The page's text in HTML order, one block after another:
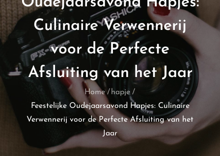
Culinaire Verwennerij
voor de Perfecte
Afsluiting van het Jaar
Home
hapje
Feestelijke Oudejaarsavond Hapjes: Culinaire
Verwennerij voor de Perfecte Afsluiting van het
Jaar